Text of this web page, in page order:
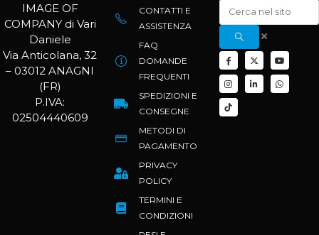
IMAGE OF
COMPANY di Vari
Daniele
Via Anticolana, 32
– 03012 ANAGNI
(FR)
P.IVA:
02504440609
CONTATTI E
ASSISTENZA
FAQ
DOMANDE
FREQUENTI
SPEDIZIONI E
CONSEGNE
METODI DI
PAGAMENTO
PRIVACY
POLICY
TERMINI E
CONDIZIONI